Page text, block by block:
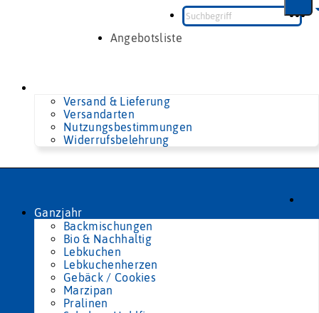
Angebotsliste
Versand & Lieferung
Versandarten
Nutzungsbestimmungen
Widerrufsbelehrung
Ganzjahr
Backmischungen
Bio & Nachhaltig
Lebkuchen
Lebkuchenherzen
Gebäck / Cookies
Marzipan
Pralinen